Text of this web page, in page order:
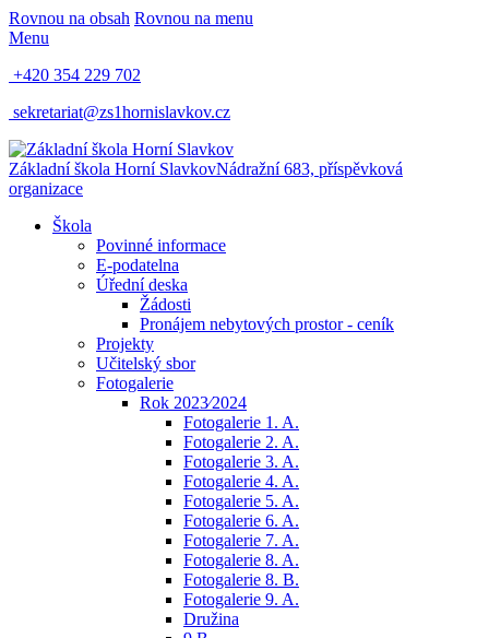
Rovnou na obsah Rovnou na menu
Menu
+420 354 229 702
sekretariat@zs1hornislavkov.cz
Základní škola Horní SlavkovNádražní 683, příspěvková
organizace
Škola
Povinné informace
E-podatelna
Úřední deska
Žádosti
Pronájem nebytových prostor - ceník
Projekty
Učitelský sbor
Fotogalerie
Rok 2023⁄2024
Fotogalerie 1. A.
Fotogalerie 2. A.
Fotogalerie 3. A.
Fotogalerie 4. A.
Fotogalerie 5. A.
Fotogalerie 6. A.
Fotogalerie 7. A.
Fotogalerie 8. A.
Fotogalerie 8. B.
Fotogalerie 9. A.
Družina